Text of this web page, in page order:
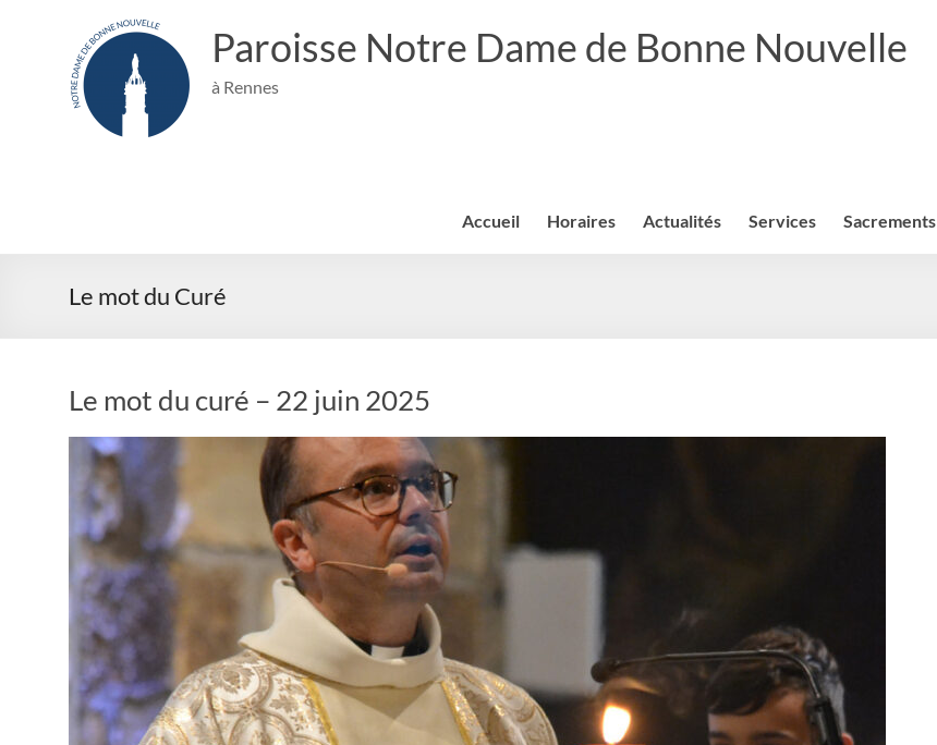
Paroisse Notre Dame de Bonne Nouvelle
à Rennes
Accueil Horaires Actualités Services Sacrements
Le mot du Curé
Le mot du curé – 22 juin 2025